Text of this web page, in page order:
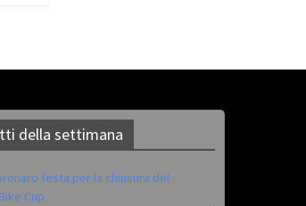
della settimana
festa per la chiusura del
Cup